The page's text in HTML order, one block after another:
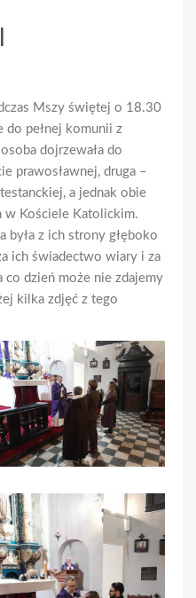
Mszy świętej o 18.30
do pełnej komunii z
dojrzewała do
prawosławnej, druga –
a jednak obie
w Kościele Katolickim.
była z ich strony głęboko
ich świadectwo wiary i za
co dzień może nie zdajemy
kilka zdjęć z tego